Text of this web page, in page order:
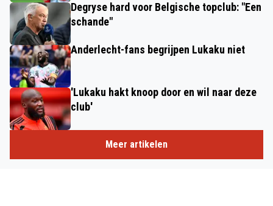
Degryse hard voor Belgische topclub: "Een
schande"
Anderlecht-fans begrijpen Lukaku niet
'Lukaku hakt knoop door en wil naar deze
club'
Meer artikelen